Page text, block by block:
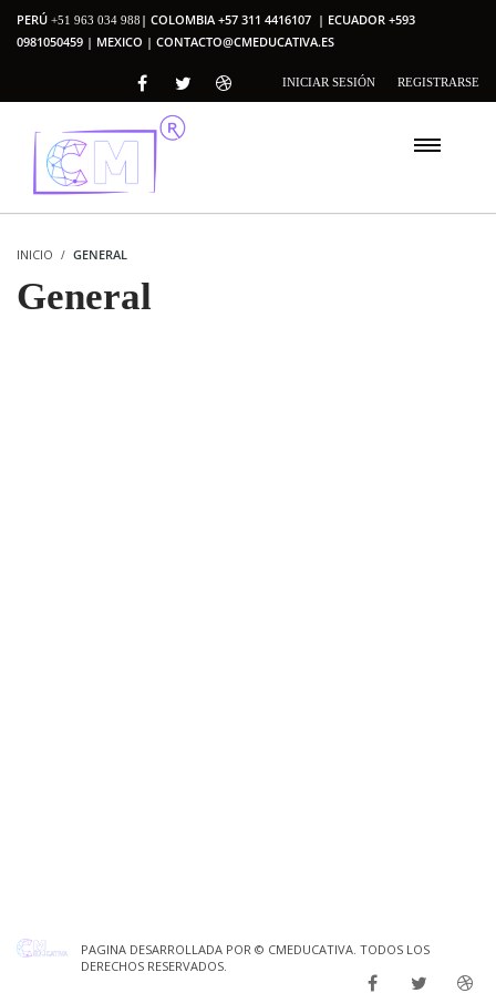
PERÚ +51 963 034 988 | COLOMBIA +57 311 4416107 | ECUADOR +593
0981050459 | MEXICO | CONTACTO@CMEDUCATIVA.ES
INICIAR SESIÓN REGISTRARSE
INICIO GENERAL
General
PAGINA DESARROLLADA POR © CMEDUCATIVA. TODOS LOS
DERECHOS RESERVADOS.